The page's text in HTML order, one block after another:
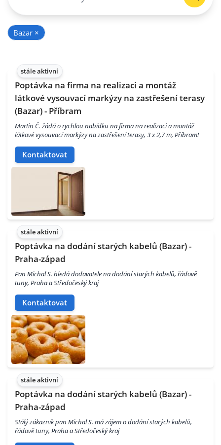
Bazar ×
stále aktivní
Poptávka na firma na realizaci a montáž
látkové vysouvací markýzy na zastřešení terasy
(Bazar) - Příbram
Martin Č. žádá o rychlou nabídku na firma na realizaci a montáž
látkové vysouvací markýzy na zastřešení terasy, 3 x 2,7 m, Příbram!
Kontaktovat
stále aktivní
Poptávka na dodání starých kabelů (Bazar) -
Praha-západ
Pan Michal S. hledá dodavatele na dodání starých kabelů, řádově
tuny, Praha a Středočeský kraj
Kontaktovat
stále aktivní
Poptávka na dodání starých kabelů (Bazar) -
Praha-západ
Stálý zákazník pan Michal S. má zájem o dodání starých kabelů,
řádově tuny, Praha a Středočeský kraj